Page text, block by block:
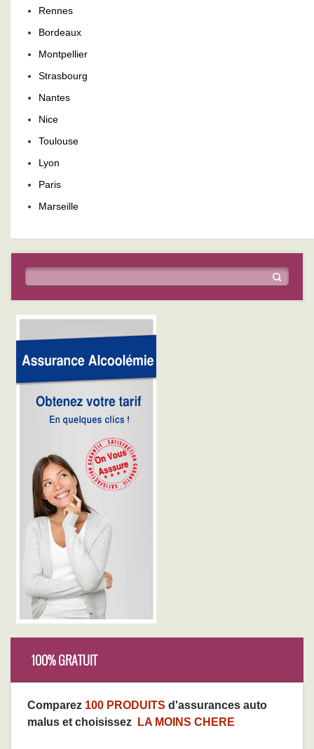
Rennes
Bordeaux
Montpellier
Strasbourg
Nantes
Nice
Toulouse
Lyon
Paris
Marseille
100% GRATUIT
Comparez 100 PRODUITS d'assurances auto
malus et choisissez
LA MOINS CHERE